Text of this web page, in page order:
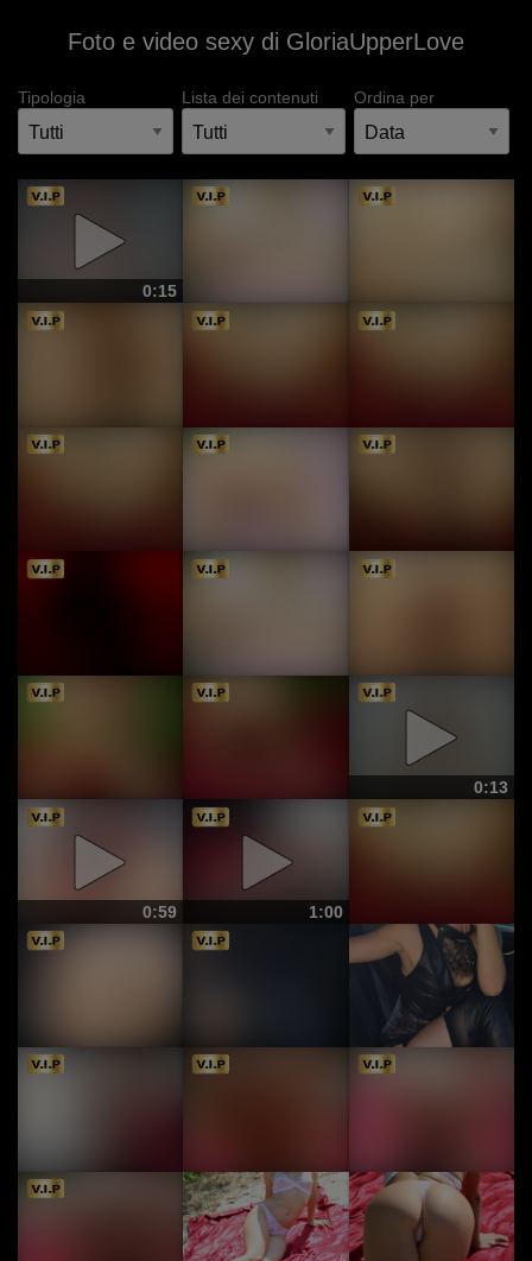
Foto e video sexy di GloriaUpperLove
Tipologia Lista dei contenuti Ordina per
0:15
0:13
0:59 1:00